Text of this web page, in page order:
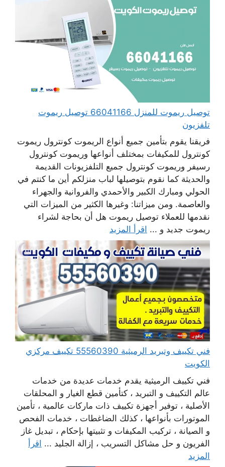
توصيل ريموت للمنزل 66041166 توصيل ريموت
تلفزيون
فريقنا يقوم بتأمين جميع أنواع الريموت كونترول ريموت
كونترول للمكيفات بمختلف أنواعها وريموت كونترول
رسيفر وريموت كونترول جميع التلفزيونات القديمة
والحديثة كما نقوم بتوصيلها لباب منزلكم أين ما كنتم في
الحولي ومبارك الكبير والأحمدي والفروانية والجهراء
والعاصمة. ومن ميزاتنا: وغيرها الكثير من الميزات التي
نقدمها للعملاء توصيل ريموت هل أن بحاجة لشراء
ريموت جديد و ... اقرأ المزيد
فني تكييف وتبريد الرميثية 55560390 تكييف مركزي
الكويت
فني تكييف الرميثية يقدم خدمات عديدة من خدمات
عالم التكييف و التبريد ، كتأمين قطع الغيار و المحلقات
الأصلية ، توفير أجهزة تكييف ذات ماركات عالمية ، تأمين
الموتورات بأنواعها ، كذلك الضاغطات ، خدمات الفحص
و الصيانة ، تركيب المكيفات و تثبيتها بإحكام ، تبديل غاز
الفريون و حل مشاكل التسريب ، إزالة الجليد ... اقرأ
المزيد